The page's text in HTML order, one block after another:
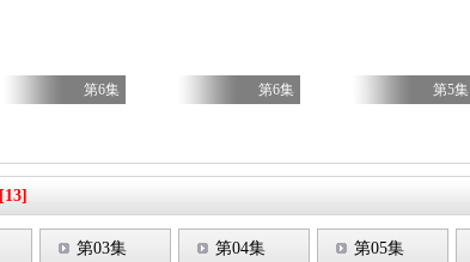
第6集 第6集 第5集
[13]
第03集 第04集 第05集